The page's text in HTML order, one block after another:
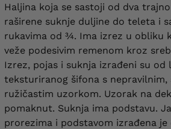
62
opseg poprsja 148 cm,
Duljina 135 cm ,
48 cm
64
opseg poprsja 156 cm
Duljina
,
50 cm
Haljina koja se sastoji od dva
raširene suknje duljine do teleta i
rukavima od ¾. Ima izrez u obliku
veže podesivim remenom kroz
Izrez, pojas i suknja izrađeni su od
teksturiranog šifona s nepravilnim,
ružičastim uzorkom. Uzorak na
pomaknut. Suknja ima podstavu.
prorezima i podstavom izrađena je